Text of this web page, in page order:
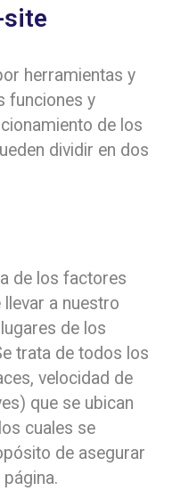
site
herramientas y
funciones y
de los
dividir en dos
de los factores
a nuestro
de los
trata de todos los
velocidad de
que se ubican
cuales se
de asegurar